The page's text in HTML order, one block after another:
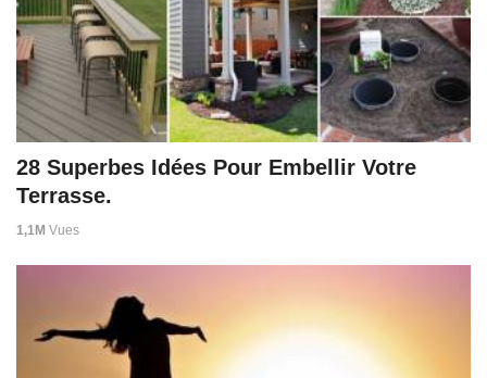
28 Superbes Idées Pour Embellir Votre
Terrasse.
1,1M Vues